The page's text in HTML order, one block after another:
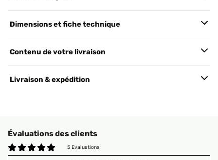
Dimensions et fiche technique
Contenu de votre livraison
Livraison & expédition
Évaluations des clients
5 Evaluations